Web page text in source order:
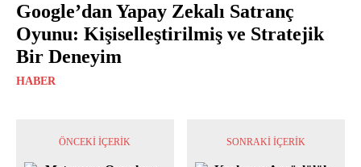
Google’dan Yapay Zekalı Satranç
Oyunu: Kişiselleştirilmiş ve Stratejik
Bir Deneyim
HABER
ÖNCEKI İÇERIK SONRAKI İÇERIK